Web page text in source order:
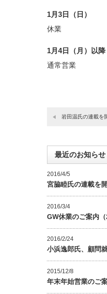
1月3日（日）
休業
1月4日（月）以降
通常営業
岩田温氏の連載を
最近のお知らせ
2016/4/5
宮脇睦氏の連載を
2016/3/4
GW休業のご案内（
2016/2/24
小浜逸郎氏、顧問
2015/12/8
年末年始営業のご